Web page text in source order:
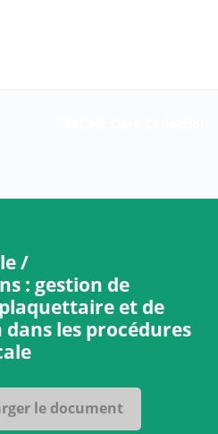
/
: gestion de
et de
les procédures
le document